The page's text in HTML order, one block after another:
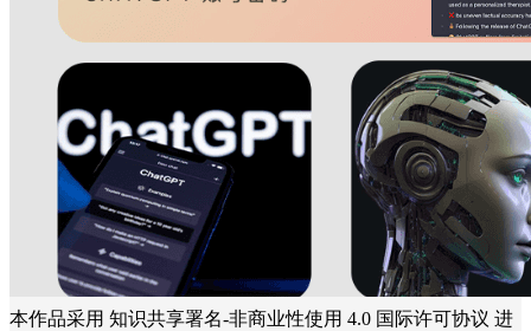
本作品采用 知识共享署名-非商业性使用 4.0 国际许可协议 进